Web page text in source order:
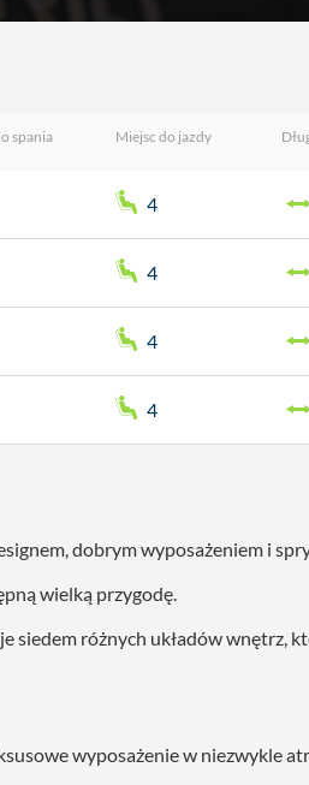
spania Miejsc do jazdy
4
4
4
4
dobrym wyposażeniem i
wielką przygodę.
siedem różnych układów wnętrz,
wyposażenie w niezwykle